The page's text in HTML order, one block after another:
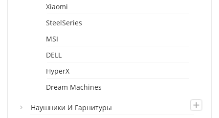
Xiaomi
SteelSeries
MSI
DELL
HyperX
Dream Machines
Наушники И Гарнитуры